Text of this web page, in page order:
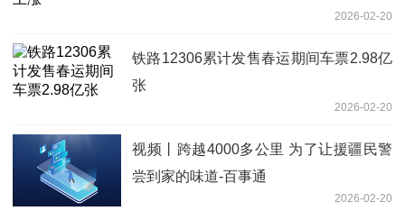
2026-02-20
铁路12306累计发售春运期间车票2.98亿
张
2026-02-20
视频丨跨越4000多公里 为了让援疆民警
尝到家的味道-百事通
2026-02-20